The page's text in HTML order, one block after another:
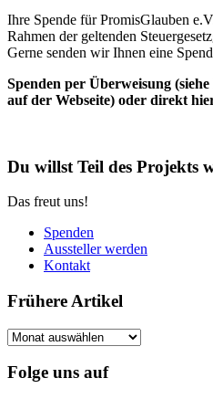
Ihre Spende für PromisGlauben
Rahmen der geltenden
Gerne senden wir Ihnen eine
Spenden per Überweisung
auf der Webseite) oder direkt
Du willst Teil des Projekts
Das freut uns!
Spenden
Aussteller werden
Kontakt
Frühere Artikel
Frühere
Folge uns auf